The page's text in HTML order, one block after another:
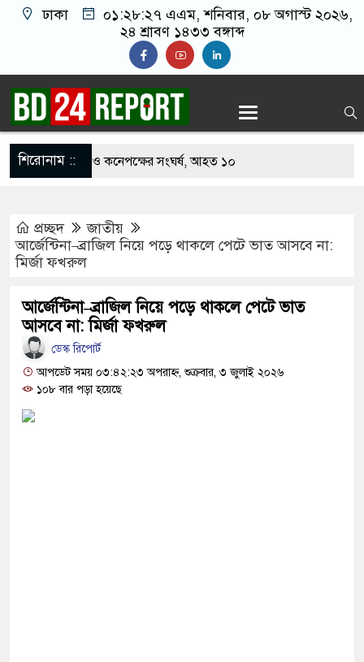
ঢাকা ০১:২৮:২৮ এএম, শনিবার, ০৮ অগাস্ট ২০২৬,
২৪ শ্রাবণ ১৪৩৩ বঙ্গাব্দ
শিরোনাম ::
খাবার নিয়ে বর ও কনেপক্ষের সংঘর্ষ, আহত ১০
শঙ্কায় দেশজুড়ে পুলিশের সতর্কতা জারি
আ.লীগের গোপন বৈঠক থেকে গ্রেপ্তার ৬
যুবদল সভাপতি আটক, ভিডিও ভাইরাল
দায়ী থাকবে জামায়াত-এনসিপি: রাশেদ খাঁন
দিলেন জামায়াত বহিষ্কাকৃত গাজী নজরুলের ১২
প্রচ্ছদ
জাতীয়
আর্জেন্টিনা–ব্রাজিল নিয়ে পড়ে থাকলে পেটে ভাত আসবে না:
মির্জা ফখরুল
আর্জেন্টিনা–ব্রাজিল নিয়ে পড়ে থাকলে পেটে ভাত
আসবে না: মির্জা ফখরুল
ডেস্ক রিপোর্ট
আপডেট সময় ০৩:৪২:২৩ অপরাহ্ন, শুক্রবার, ৩ জুলাই ২০২৬
১০৮ বার পড়া হয়েছে